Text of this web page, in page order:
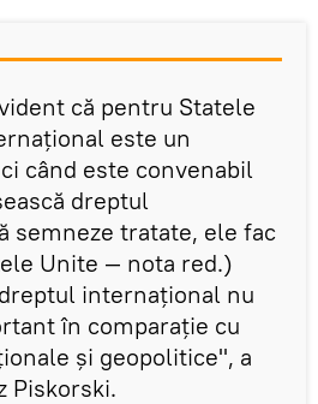
că pentru Statele
este un
când este convenabil
dreptul
semneze tratate, ele fac
Unite — nota red.)
internațional nu
în comparație cu
și geopolitice", a
Piskorski.